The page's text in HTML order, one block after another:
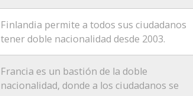
Finlandia permite a todos sus ciudadanos
tener doble nacionalidad desde 2003.
Francia es un bastión de la doble
nacionalidad, donde a los ciudadanos se